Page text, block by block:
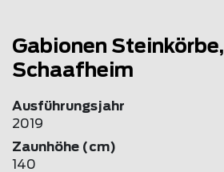
Gabionen Steinkörbe,
Schaafheim
Ausführungsjahr
2019
Zaunhöhe (cm)
140